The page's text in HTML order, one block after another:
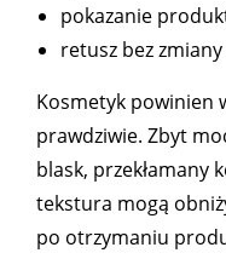
pokazanie
retusz bez
Kosmetyk powinien
prawdziwie. Zbyt
blask, przekłamany
tekstura mogą
po otrzymaniu